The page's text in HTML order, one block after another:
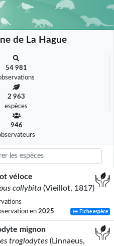
de La Hague
54 981
2 963
espèces
946
véloce
collybita (Vieillot, 1817)
en 2025 Fiche espèce
mignon
troglodytes (Linnaeus,